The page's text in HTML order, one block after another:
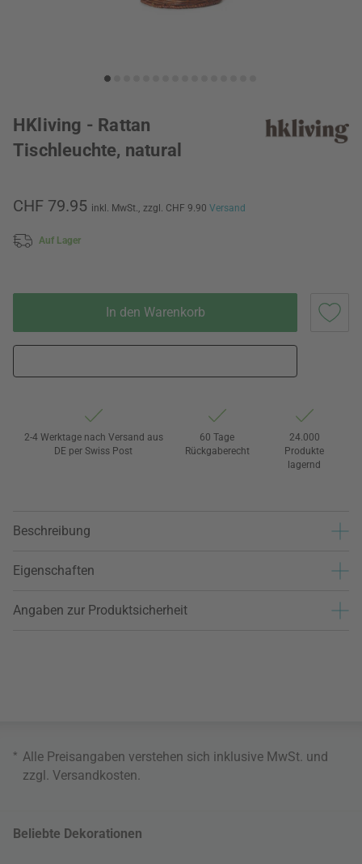
HKliving - Rattan
Tischleuchte, natural
CHF 79.95 inkl. MwSt., zzgl. CHF 9.90 Versand
Auf Lager
In den Warenkorb
2-4 Werktage nach Versand aus
DE per Swiss Post
60 Tage
Rückgaberecht
24.000
Produkte
lagernd
Beschreibung
Eigenschaften
Angaben zur Produktsicherheit
* Alle Preisangaben verstehen sich inklusive MwSt. und
zzgl. Versandkosten
Beliebte Dekorationen